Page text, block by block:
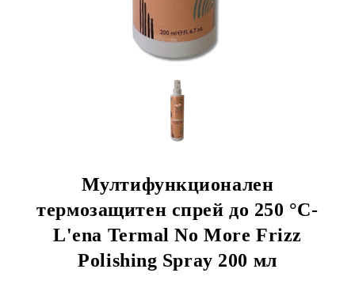
Мултифункционален
термозащитен спрей до 250 °C-
L'ena Termal No More Frizz
Polishing Spray 200 мл